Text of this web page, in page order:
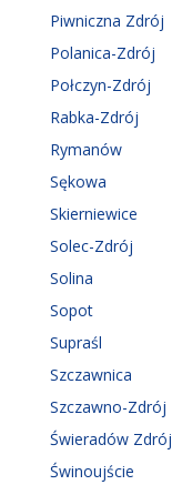
Piwniczna Zdrój
Polanica-Zdrój
Połczyn-Zdrój
Rabka-Zdrój
Rymanów
Sękowa
Skierniewice
Solec-Zdrój
Solina
Sopot
Supraśl
Szczawnica
Szczawno-Zdrój
Świeradów Zdrój
Świnoujście